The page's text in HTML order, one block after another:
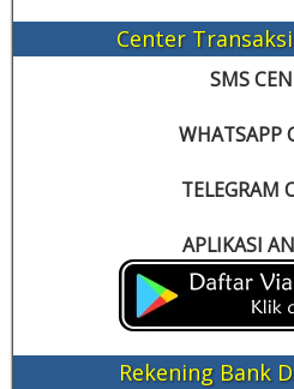
Center
SMS
WHATSAPP
TELEGRAM
APLIKASI
Rekening Bank